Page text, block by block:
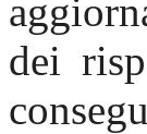
dei